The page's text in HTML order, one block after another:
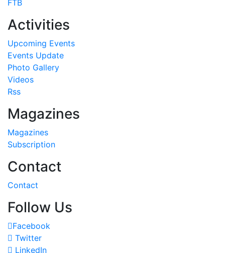
FTB
Activities
Upcoming Events
Events Update
Photo Gallery
Videos
Rss
Magazines
Magazines
Subscription
Contact
Contact
Follow Us
Facebook
Twitter
LinkedIn